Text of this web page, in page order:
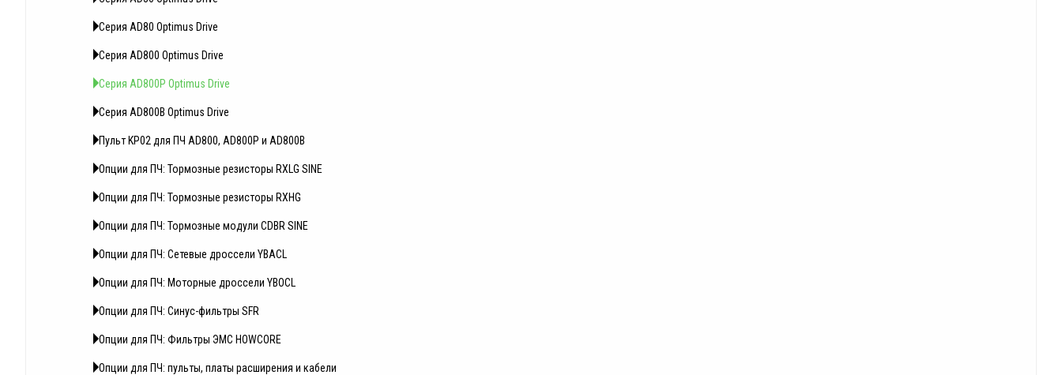
Серия AD80 Optimus Drive
Серия AD800 Optimus Drive
Серия AD800P Optimus Drive
Серия AD800B Optimus Drive
Пульт KP02 для ПЧ AD800, AD800P и AD800B
Опции для ПЧ: Тормозные резисторы RXLG SINE
Опции для ПЧ: Тормозные резисторы RXHG
Опции для ПЧ: Тормозные модули CDBR SINE
Опции для ПЧ: Сетевые дроссели YBACL
Опции для ПЧ: Моторные дроссели YBOCL
Опции для ПЧ: Синус-фильтры SFR
Опции для ПЧ: Фильтры ЭМС HOWCORE
Опции для ПЧ: пульты, платы расширения и кабели